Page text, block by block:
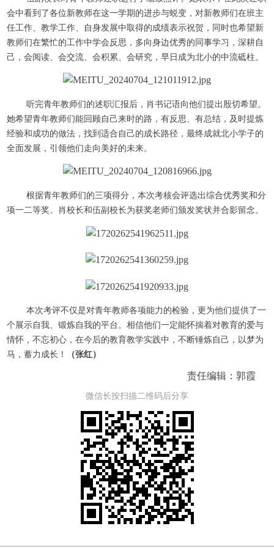
会中看到了各位新教师在这一学期的进步与蜕变，对新教师们在班主
任工作、教学工作、自身发展中取得的成绩表示祝贺，同时也希望新
教师们在繁忙的工作中学会反思，多向身边优秀的同事学习，深耕自
己，会阅读、会交流、会积累、会研究，早日成为北小的中流砥柱。
听完青年教师们的述职汇报后，肖书记语向他们提出殷切希望。
她希望青年教师们能回顾自己来时的路，有反思、有总结，及时提炼
经验和成功的做法，找到适合自己的成长路径，最终成就北小学子的
全面发展，引领他们走向美好的未来。
根据青年教师们的三项得分，本次考核会评选出综合优秀奖和分
项一二等奖。肖校长和伍副校长为获奖老师们颁发奖状并合影留念。
本次考评不仅是对青年教师各项能力的检验，更为他们提供了一
个展示自我、锻炼自我的平台。相信他们一定能怀揣着对教育的爱与
情怀，不忘初心，在今后的教育教学实践中，不断锤炼自己，以梦为
马，蓄力成长！
（张红）
责任编辑：郭霞
微信长按扫描二维码后分享